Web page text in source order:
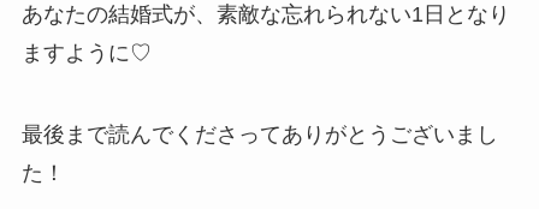
あなたの結婚式が、素敵な忘れられない1日となり
ますように♡
最後まで読んでくださってありがとうございまし
た！